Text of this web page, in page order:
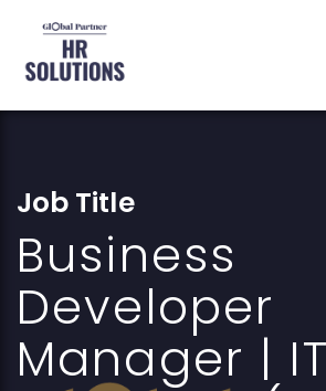
Job Title
Business
Developer
Manager | IT